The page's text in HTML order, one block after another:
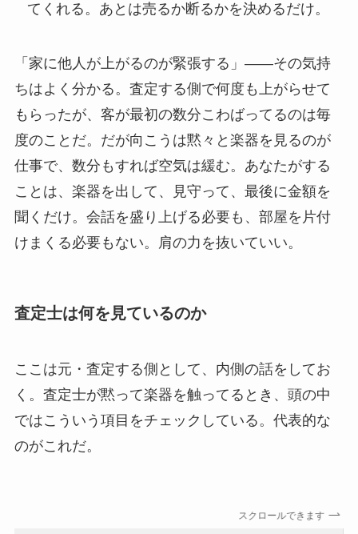
てくれる。あとは売るか断るかを決めるだけ。
「家に他人が上がるのが緊張する」――その気持
ちはよく分かる。査定する側で何度も上がらせて
もらったが、客が最初の数分こわばってるのは毎
度のことだ。だが向こうは黙々と楽器を見るのが
仕事で、数分もすれば空気は緩む。あなたがする
ことは、楽器を出して、見守って、最後に金額を
聞くだけ。会話を盛り上げる必要も、部屋を片付
けまくる必要もない。肩の力を抜いていい。
査定士は何を見ているのか
ここは元・査定する側として、内側の話をしてお
く。査定士が黙って楽器を触ってるとき、頭の中
ではこういう項目をチェックしている。代表的な
のがこれだ。
スクロールできます